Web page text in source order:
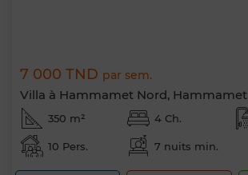
7 000 TND par sem.
Villa à Hammamet Nord, Hammamet
350 m² 4 Ch.
10 Pers. 7 nuits min.